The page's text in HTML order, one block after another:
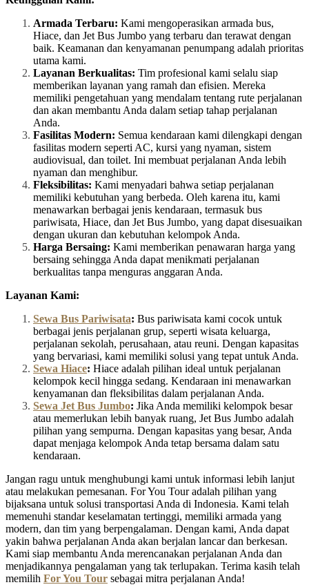
Armada Terbaru: Kami mengoperasikan armada bus,
Hiace, dan Jet Bus Jumbo yang terbaru dan terawat dengan
baik. Keamanan dan kenyamanan penumpang adalah prioritas
utama kami.
Layanan Berkualitas: Tim profesional kami selalu siap
memberikan layanan yang ramah dan efisien. Mereka
memiliki pengetahuan yang mendalam tentang rute perjalanan
dan akan membantu Anda dalam setiap tahap perjalanan
Anda.
Fasilitas Modern: Semua kendaraan kami dilengkapi dengan
fasilitas modern seperti AC, kursi yang nyaman, sistem
audiovisual, dan toilet. Ini membuat perjalanan Anda lebih
nyaman dan menghibur.
Fleksibilitas: Kami menyadari bahwa setiap perjalanan
memiliki kebutuhan yang berbeda. Oleh karena itu, kami
menawarkan berbagai jenis kendaraan, termasuk bus
pariwisata, Hiace, dan Jet Bus Jumbo, yang dapat disesuaikan
dengan ukuran dan kebutuhan kelompok Anda.
Harga Bersaing: Kami memberikan penawaran harga yang
bersaing sehingga Anda dapat menikmati perjalanan
berkualitas tanpa menguras anggaran Anda.
Layanan Kami:
Sewa Bus Pariwisata: Bus pariwisata kami cocok untuk
berbagai jenis perjalanan grup, seperti wisata keluarga,
perjalanan sekolah, perusahaan, atau reuni. Dengan kapasitas
yang bervariasi, kami memiliki solusi yang tepat untuk Anda.
Sewa Hiace: Hiace adalah pilihan ideal untuk perjalanan
kelompok kecil hingga sedang. Kendaraan ini menawarkan
kenyamanan dan fleksibilitas dalam perjalanan Anda.
Sewa Jet Bus Jumbo: Jika Anda memiliki kelompok besar
atau memerlukan lebih banyak ruang, Jet Bus Jumbo adalah
pilihan yang sempurna. Dengan kapasitas yang besar, Anda
dapat menjaga kelompok Anda tetap bersama dalam satu
kendaraan.
Jangan ragu untuk menghubungi kami untuk informasi lebih lanjut
atau melakukan pemesanan. For You Tour adalah pilihan yang
bijaksana untuk solusi transportasi Anda di Indonesia. Kami telah
memenuhi standar keselamatan tertinggi, memiliki armada yang
modern, dan tim yang berpengalaman. Dengan kami, Anda dapat
yakin bahwa perjalanan Anda akan berjalan lancar dan berkesan.
Kami siap membantu Anda merencanakan perjalanan Anda dan
menjadikannya pengalaman yang tak terlupakan. Terima kasih telah
memilih For You Tour sebagai mitra perjalanan Anda!